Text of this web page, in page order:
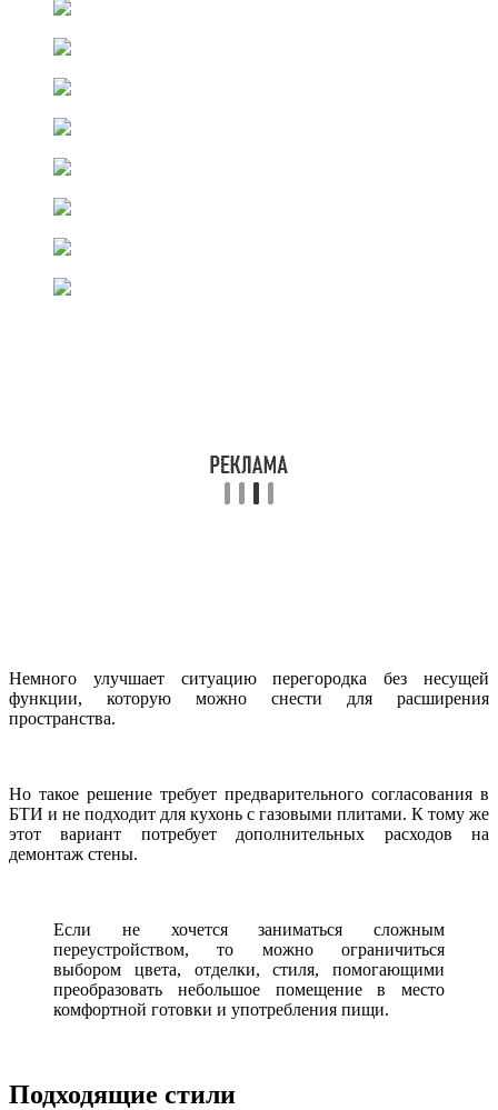
Немного улучшает ситуацию перегородка без несущей
функции, которую можно снести для расширения
пространства.
Но такое решение требует предварительного согласования в
БТИ и не подходит для кухонь с газовыми плитами. К тому же
этот вариант потребует дополнительных расходов на
демонтаж стены.
Если не хочется заниматься сложным
переустройством, то можно ограничиться
выбором цвета, отделки, стиля, помогающими
преобразовать небольшое помещение в место
комфортной готовки и употребления пищи.
Подходящие стили